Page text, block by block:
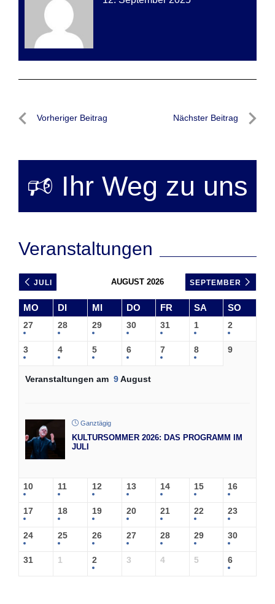
Beitragsnavigation
Vorheriger Beitrag Nächster Beitrag
🕫 Ihr Weg zu uns
Veranstaltungen
JULI AUGUST 2026 SEPTEMBER
MO DI MI DO FR SA SO
27 28 29 30 31 1 2
3 4 5 6 7 8 9
Veranstaltungen am 9August
Ganztägig
KULTURSOMMER 2026: DAS PROGRAMM IM
JULI
10 11 12 13 14 15 16
17 18 19 20 21 22 23
24 25 26 27 28 29 30
31 1 2 3 4 5 6